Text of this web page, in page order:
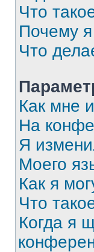
Что
Почему я
Что
Как мне
На
Я
Моего
Как я
Что
Когда я